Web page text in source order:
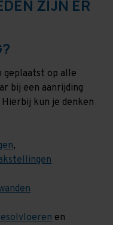
ZIJN ER
geplaatst op alle
bij een aanrijding
kun je denken
,
en